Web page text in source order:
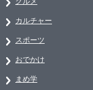
カルチャー
スポーツ
おでかけ
まめ学